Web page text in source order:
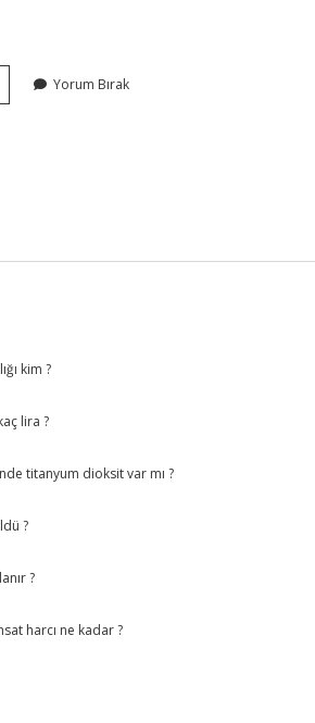
Yorum Bırak
kim ?
lira ?
titanyum dioksit var mı ?
?
?
harcı ne kadar ?